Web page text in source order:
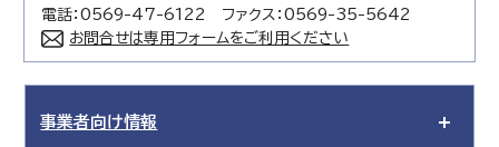
電話：0569-47-6122 ファクス：0569-35-5642
お問合せは専用フォームをご利用ください
事業者向け情報